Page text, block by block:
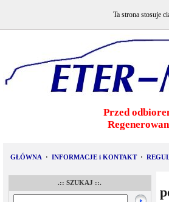
Przed
GŁÓWNA · INFORMACJE i KONTAKT ·
.:: SZUKAJ ::.
Ta strona stosuje